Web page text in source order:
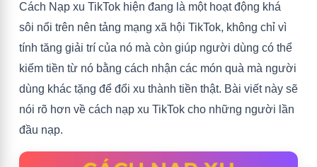
Cách Nạp xu TikTok hiện đang là một hoạt động khá
sôi nổi trên nên tảng mạng xã hội TikTok, không chỉ vì
tính tăng giải trí của nó mà còn giúp người dùng có thể
kiếm tiền từ nó bằng cách nhận các món quà mà người
dùng khác tặng để đổi xu thành tiền thật. Bài viết này sẽ
nói rõ hơn về cách nạp xu TikTok cho những người lần
đầu nạp.